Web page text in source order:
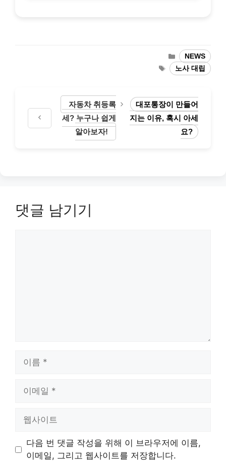
카
테
고
NEWS
태
그
노사 대립
자동차 취등록
세? 누구나 쉽게
알아보자!
대포통장이 만들어
지는 이유, 혹시 아세
요?
댓글 남기기
트
다음 번 댓글 작성을 위해 이 브라우저에 이름,
이메일, 그리고 웹사이트를 저장합니다.